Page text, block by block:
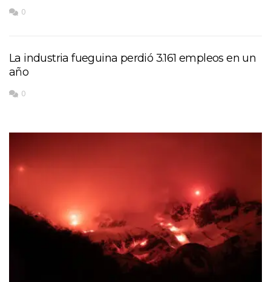
0
La industria fueguina perdió 3.161 empleos en un
año
0